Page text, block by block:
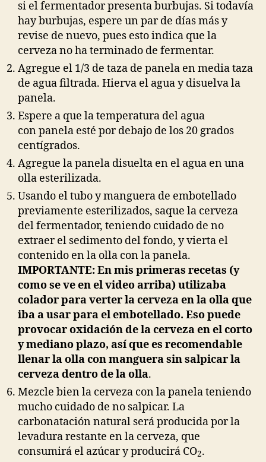
si el fermentador presenta burbujas. Si todavía
hay burbujas, espere un par de días más y
revise de nuevo, pues esto indica que la
cerveza no ha terminado de fermentar.
Agregue el 1/3 de taza de panela en media taza
de agua filtrada. Hierva el agua y disuelva la
panela.
Espere a que la temperatura del agua
con panela esté por debajo de los 20 grados
centígrados.
Agregue la panela disuelta en el agua en una
olla esterilizada.
Usando el tubo y manguera de embotellado
previamente esterilizados, saque la cerveza
del fermentador, teniendo cuidado de no
extraer el sedimento del fondo, y vierta el
contenido en la olla con la panela.
IMPORTANTE: En mis primeras recetas (y
como se ve en el video arriba) utilizaba
colador para verter la cerveza en la olla que
iba a usar para el embotellado. Eso puede
provocar oxidación de la cerveza en el corto
y mediano plazo, así que es recomendable
llenar la olla con manguera sin salpicar la
cerveza dentro de la olla.
Mezcle bien la cerveza con la panela teniendo
mucho cuidado de no salpicar. La
carbonatación natural será producida por la
levadura restante en la cerveza, que
consumirá el azúcar y producirá CO2.